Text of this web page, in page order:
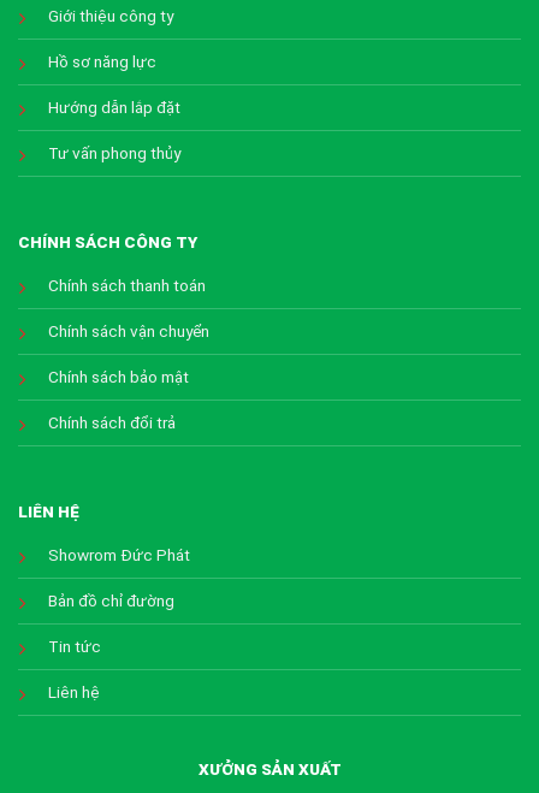
Giới thiệu công ty
Hồ sơ năng lực
Hướng dẫn lắp đặt
Tư vấn phong thủy
CHÍNH SÁCH CÔNG TY
Chính sách thanh toán
Chính sách vận chuyển
Chính sách bảo mật
Chính sách đổi trả
LIÊN HỆ
Showrom Đức Phát
Bản đồ chỉ đường
Tin tức
Liên hệ
XƯỞNG SẢN XUẤT